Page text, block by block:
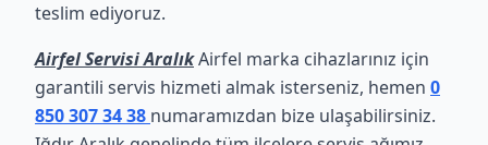
teslim ediyoruz.
Airfel Servisi AralıkAirfel marka cihazlarınız için
garantili servis hizmeti almak isterseniz, hemen 0
850 307 34 38 numaramızdan bize ulaşabilirsiniz.